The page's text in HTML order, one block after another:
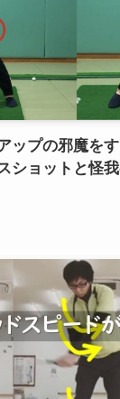
ップの邪魔を
ショットと怪